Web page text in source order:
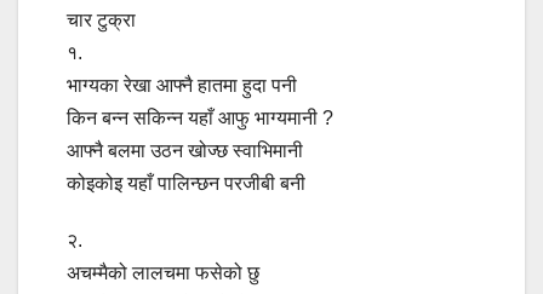
चार टुक्रा
१.
भाग्यका रेखा आफ्नै हातमा हुदा पनी
किन बन्न सकिन्न यहाँ आफु भाग्यमानी ?
आफ्नै बलमा उठन खोज्छ स्वाभिमानी
कोइकोइ यहाँ पालिन्छन परजीबी बनी
२.
अचम्मैको लालचमा फसेको छु